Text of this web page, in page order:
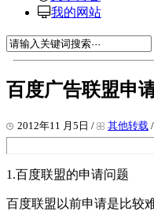
我的网站
百度广告联盟申
2012年11 月5日 / 其他转载 /
1.百度联盟的申请问题
百度联盟以前申请是比较